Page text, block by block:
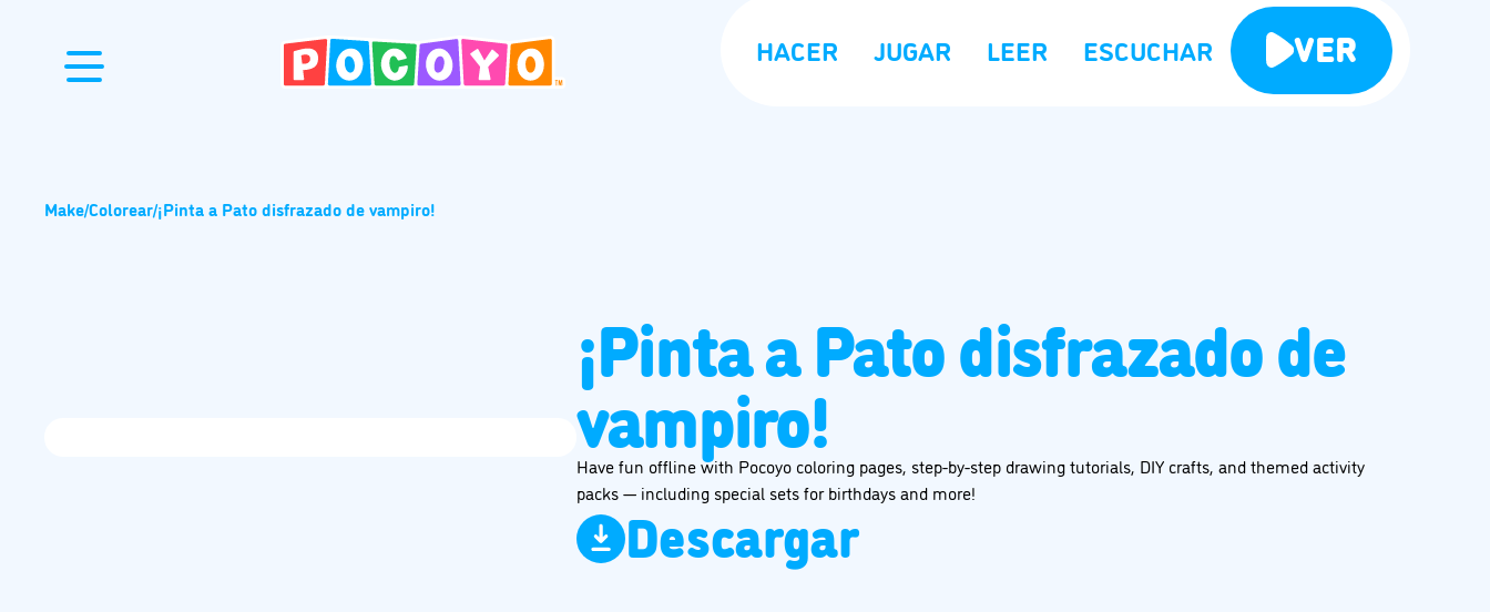
HACER JUGAR LEER ESCUCHAR VER
Make/Colorear/¡Pinta a Pato disfrazado de vampiro!
¡Pinta a Pato disfrazado de
vampiro!
Have fun offline with Pocoyo coloring pages, step-by-step drawing tutorials, DIY crafts, and themed activity
packs — including special sets for birthdays and more!
Descargar